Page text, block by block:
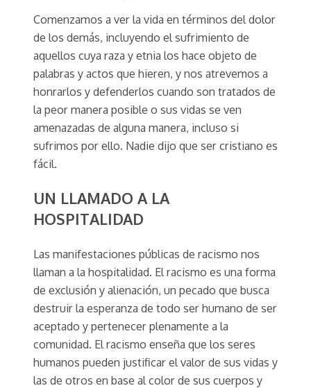
Comenzamos a ver la vida en términos del dolor
de los demás, incluyendo el sufrimiento de
aquellos cuya raza y etnia los hace objeto de
palabras y actos que hieren, y nos atrevemos a
honrarlos y defenderlos cuando son tratados de
la peor manera posible o sus vidas se ven
amenazadas de alguna manera, incluso si
sufrimos por ello. Nadie dijo que ser cristiano es
fácil.
UN LLAMADO A LA
HOSPITALIDAD
Las manifestaciones públicas de racismo nos
llaman a la hospitalidad. El racismo es una forma
de exclusión y alienación, un pecado que busca
destruir la esperanza de todo ser humano de ser
aceptado y pertenecer plenamente a la
comunidad. El racismo enseña que los seres
humanos pueden justificar el valor de sus vidas y
las de otros en base al color de sus cuerpos y